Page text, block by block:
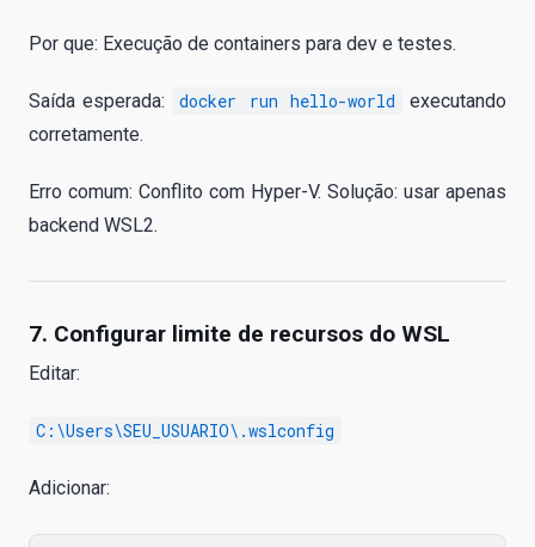
Por que: Execução de containers para dev e testes.
Saída esperada: docker run hello-world
executando
corretamente.
Erro comum: Conflito com Hyper-V. Solução: usar apenas
backend WSL2.
7. Configurar limite de recursos do WSL
Editar:
C:\Users\SEU_USUARIO\.wslconfig
Adicionar: